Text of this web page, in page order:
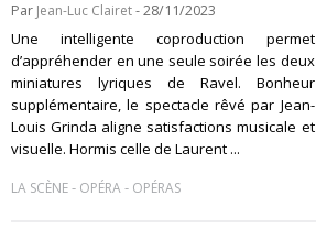
Par Jean-Luc Clairet- 28/11/2023
Une intelligente coproduction permet
d’appréhender en une seule soirée les deux
miniatures lyriques de Ravel. Bonheur
supplémentaire, le spectacle rêvé par Jean-
Louis Grinda aligne satisfactions musicale et
visuelle. Hormis celle de Laurent ...
LA SCÈNE- OPÉRA- OPÉRAS